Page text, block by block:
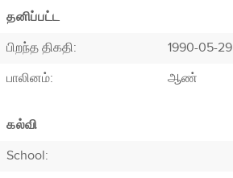
தனிப்பட்ட
பிறந்த திகதி:
1990-05-29
பாலினம்:
ஆண்
கல்வி
School: